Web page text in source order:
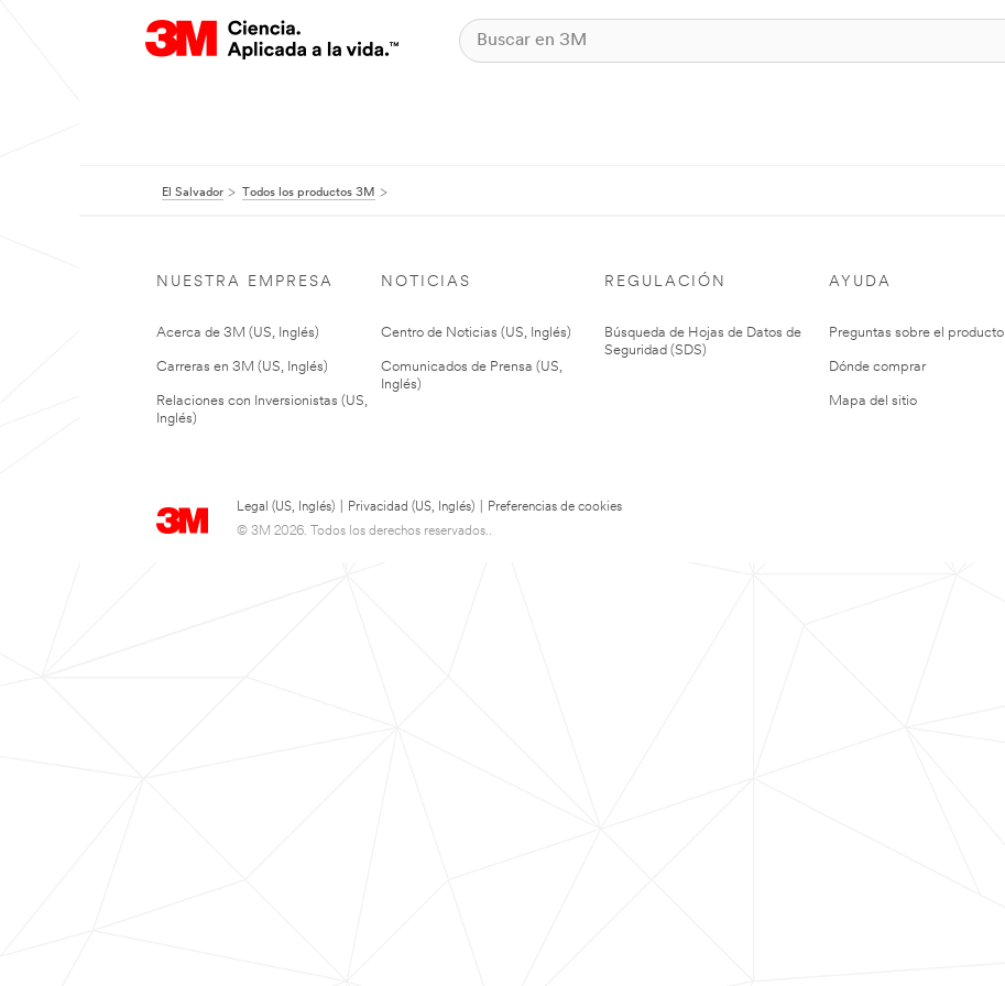
El Salvador Todos los productos 3M
NUESTRA EMPRESA
Acerca de 3M (US, Inglés)
Carreras en 3M (US, Inglés)
Relaciones con Inversionistas (US,
Inglés)
NOTICIAS
Centro de Noticias (US, Inglés)
Comunicados de Prensa (US,
Inglés)
REGULACIÓN
Búsqueda de Hojas de Datos de
Seguridad (SDS)
AYUDA
Preguntas sobre el producto
Dónde comprar
Mapa del sitio
Legal (US, Inglés) Privacidad (US, Inglés)
Preferencias de cookies
© 3M 2026. Todos los derechos reservados..